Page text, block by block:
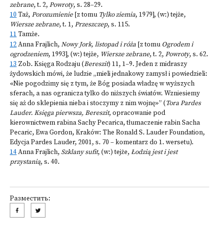
zebrane, t. 2, Powroty, s. 28–29.
10 Taż, Porozumienie [z tomu Tylko ziemia, 1979], (w:) tejże,
Wiersze zebrane, t. 1, Przeszczep, s. 115.
11 Tamże.
12Anna Frajlich, Nowy Jork, listopad i róża [z tomu Ogrodem i
ogrodzeniem, 1993], (w:) tejże, Wiersze zebrane, t. 2, Powroty, s. 62.
13 Zob. Księga Rodzaju (Bereszit) 11, 1–9. Jeden z midraszy
żydowskich mówi, że ludzie „mieli jednakowy zamysł i powiedzieli:
«Nie pogodzimy się z tym, że Bóg posiada władzę w wyższych
sferach, a nas ogranicza tylko do niższych światów. Wzniesiemy
się aż do sklepienia nieba i stoczymy z nim wojnę»” (Tora Pardes
Lauder. Księga pierwsza, Bereszit, opracowanie pod
kierownictwem rabina Sachy Pecarica, tłumaczenie rabin Sacha
Pecaric, Ewa Gordon, Kraków: The Ronald S. Lauder Foundation,
Edycja Pardes Lauder, 2001, s. 70 – komentarz do 1. wersetu).
14Anna Frajlich, Szklany sufit, (w:) tejże, Łodzią jest i jest
przystanią, s. 40.
Разместить: